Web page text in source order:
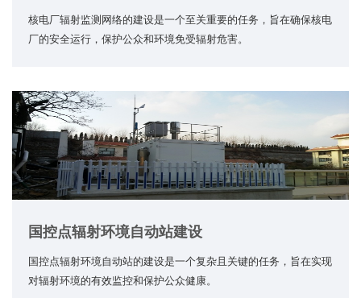
核电厂辐射监测网络的建设是一个至关重要的任务，旨在确保核电
厂的安全运行，保护公众和环境免受辐射危害。
国控点辐射环境自动站建设
国控点辐射环境自动站的建设是一个复杂且关键的任务，旨在实现
对辐射环境的有效监控和保护公众健康。